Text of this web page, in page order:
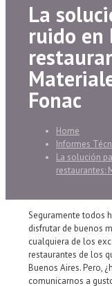
La
ruido en
Fonac
Home
Informes
La solución
restaurantes:
Seguramente todos
disfrutar de buenos
cualquiera de los
restaurantes de los
Buenos Aires. Pero,
comunicarnos a